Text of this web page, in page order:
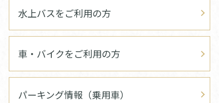
水上バスをご利用の方
車・バイクをご利用の方
パーキング情報（乗用車）